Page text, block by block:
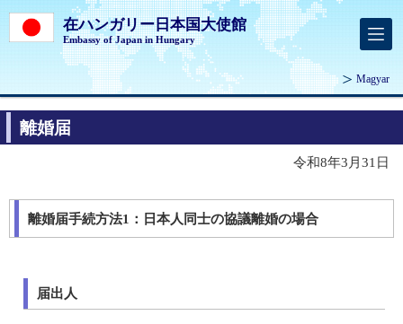
在ハンガリー日本国大使館
Embassy of Japan in Hungary
Magyar
離婚届
令和8年3月31日
離婚届手続方法1：日本人同士の協議離婚の場合
届出人